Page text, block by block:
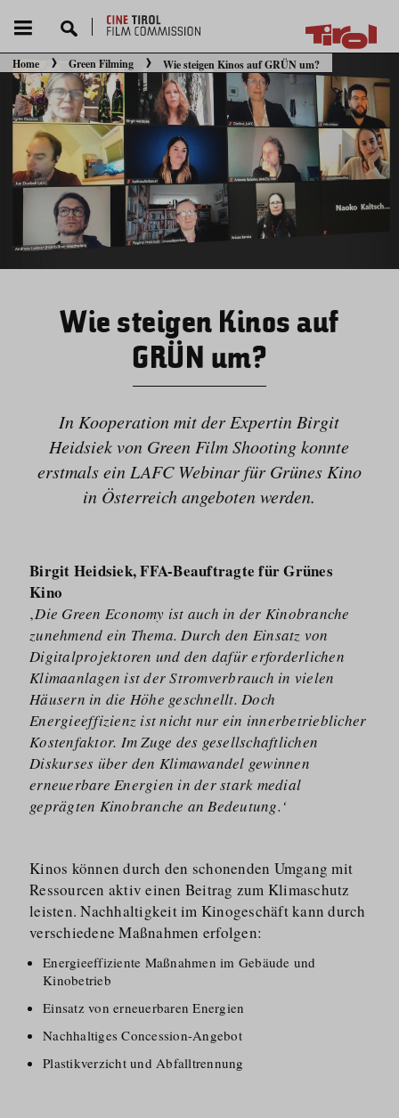
Sie befinden sich hier:
Home Green Filming Wie steigen Kinos auf GRÜN um?
Wie steigen Kinos auf
GRÜN um?
In Kooperation mit der Expertin Birgit
Heidsiek von Green Film Shooting konnte
erstmals ein LAFC Webinar für Grünes Kino
in Österreich angeboten werden.
Birgit Heidsiek, FFA-Beauftragte für Grünes
Kino
‚Die Green Economy ist auch in der Kinobranche
zunehmend ein Thema. Durch den Einsatz von
Digitalprojektoren und den dafür erforderlichen
Klimaanlagen ist der Stromverbrauch in vielen
Häusern in die Höhe geschnellt. Doch
Energieeffizienz ist nicht nur ein innerbetrieblicher
Kostenfaktor. Im Zuge des gesellschaftlichen
Diskurses über den Klimawandel gewinnen
erneuerbare Energien in der stark medial
geprägten Kinobranche an Bedeutung.‘
Kinos können durch den schonenden Umgang mit
Ressourcen aktiv einen Beitrag zum Klimaschutz
leisten. Nachhaltigkeit im Kinogeschäft kann durch
verschiedene Maßnahmen erfolgen:
Energieeffiziente Maßnahmen im Gebäude und
Kinobetrieb
Einsatz von erneuerbaren Energien
Nachhaltiges Concession-Angebot
Plastikverzicht und Abfalltrennung